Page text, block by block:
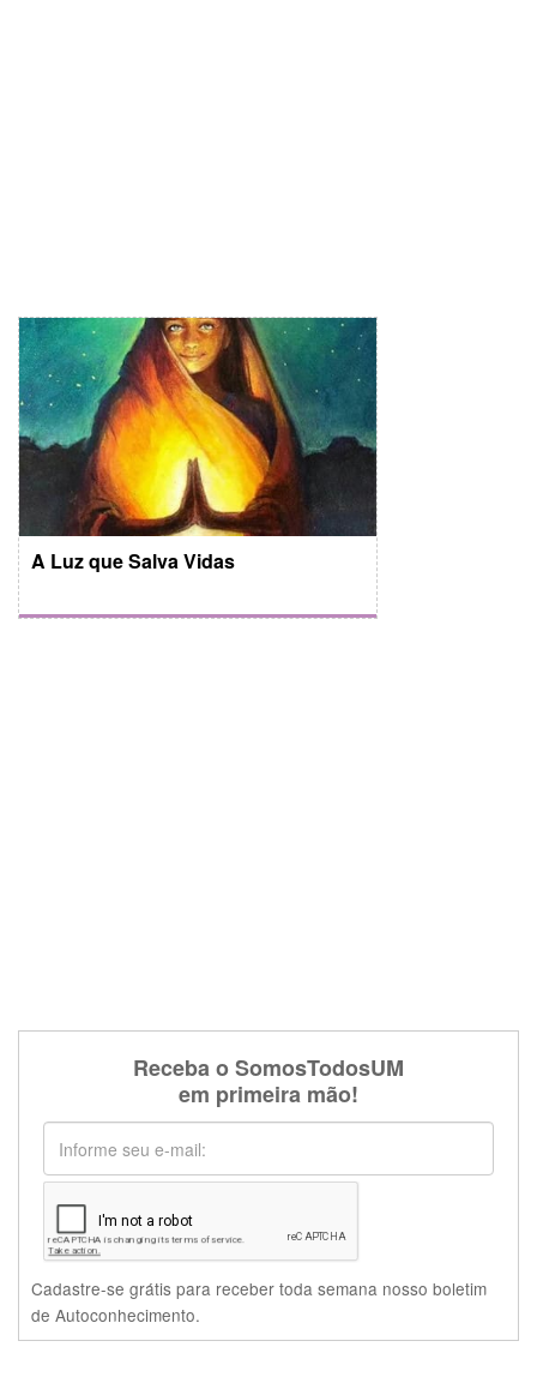
A Luz que Salva Vidas
Receba o SomosTodosUM
em primeira mão!
Cadastre-se grátis para receber toda semana nosso boletim
de Autoconhecimento.